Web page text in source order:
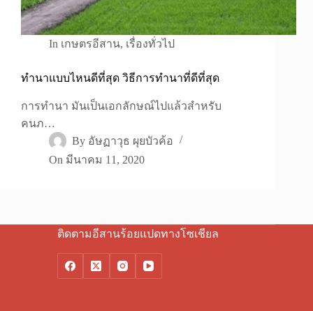
In เกษตรอีสาน, เรื่องทั่วไป
ทำนาแบบไหนดีที่สุด วิธีการทำนาที่ดีที่สุด
การทำนา มันเป็นเอกลักษณ์ไปแล้วสำหรับ
คนภ…
By อัษฏาวุธ ผุยบัวค้อ
On มีนาคม 11, 2020
ติดตามอีสานร้อยแปดทางโซเชียล